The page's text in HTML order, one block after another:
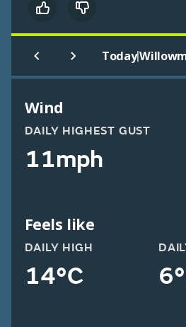
Today|
Wind
DAILY HIGHEST GUST
11mph
Feels like
DAILY HIGH
14°C